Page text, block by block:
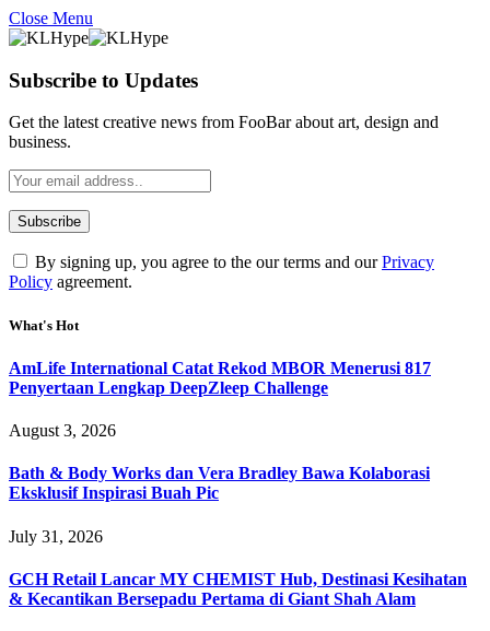
Close Menu
Subscribe to Updates
Get the latest creative news from FooBar about art, design and
business.
By signing up, you agree to the our terms and ourPrivacy
Policy agreement.
What's Hot
AmLife International Catat Rekod MBOR Menerusi 817
Penyertaan Lengkap DeepZleep Challenge
August 3, 2026
Bath & Body Works dan Vera Bradley Bawa Kolaborasi
Eksklusif Inspirasi Buah Pic
July 31, 2026
GCH Retail Lancar MY CHEMIST Hub, Destinasi Kesihatan
& Kecantikan Bersepadu Pertama di Giant Shah Alam